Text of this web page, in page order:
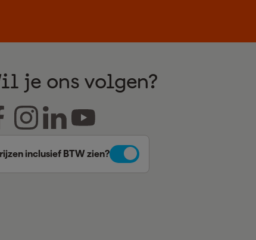
je ons volgen?
inclusief BTW zien?